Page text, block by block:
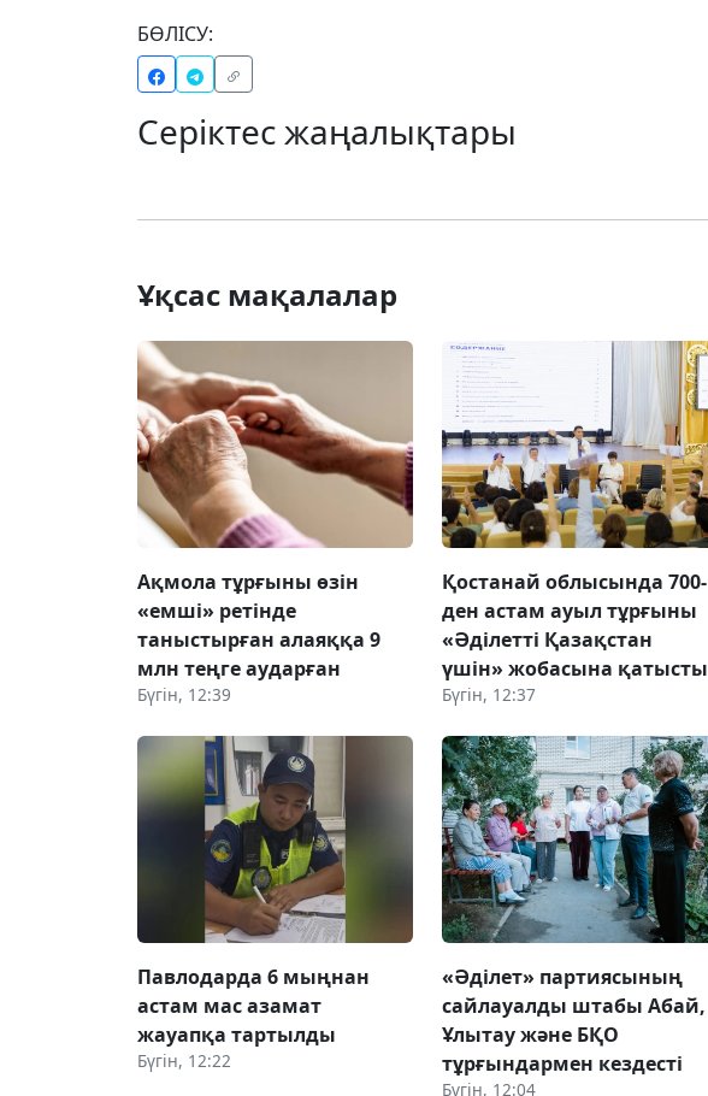
БӨЛІСУ:
Серіктес жаңалықтары
Ұқсас мақалалар
Ақмола тұрғыны өзін
«емші» ретінде
таныстырған алаяққа 9
млн теңге аударған
Бүгін, 12:39
Қостанай облысында 700-
ден астам ауыл тұрғыны
«Әділетті Қазақстан
үшін» жобасына қатысты
Бүгін, 12:37
Павлодарда 6 мыңнан
астам мас азамат
жауапқа тартылды
Бүгін, 12:22
«Әділет» партиясының
сайлауалды штабы Абай,
Ұлытау және БҚО
тұрғындармен кездесті
Бүгін, 12:04